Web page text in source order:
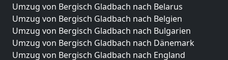
Umzug von Bergisch Gladbach nach Belarus
Umzug von Bergisch Gladbach nach Belgien
Umzug von Bergisch Gladbach nach Bulgarien
Umzug von Bergisch Gladbach nach Dänemark
Umzug von Bergisch Gladbach nach England